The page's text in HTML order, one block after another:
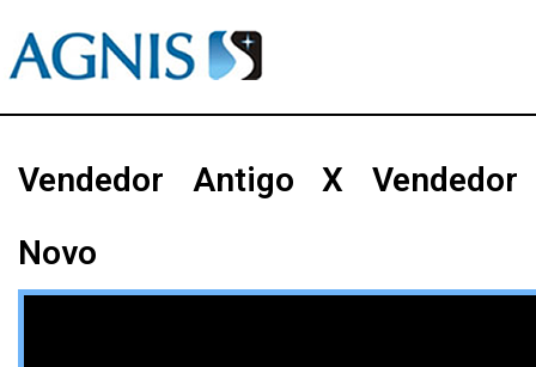
Vendedor Antigo X Vendedor
Novo